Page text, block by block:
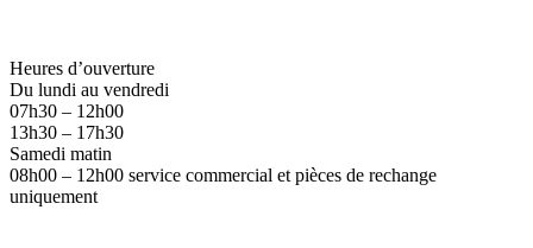
Heures d’ouverture
Du lundi au vendredi
07h30 – 12h00
13h30 – 17h30
Samedi matin
08h00 – 12h00 service commercial et pièces de rechange
uniquement